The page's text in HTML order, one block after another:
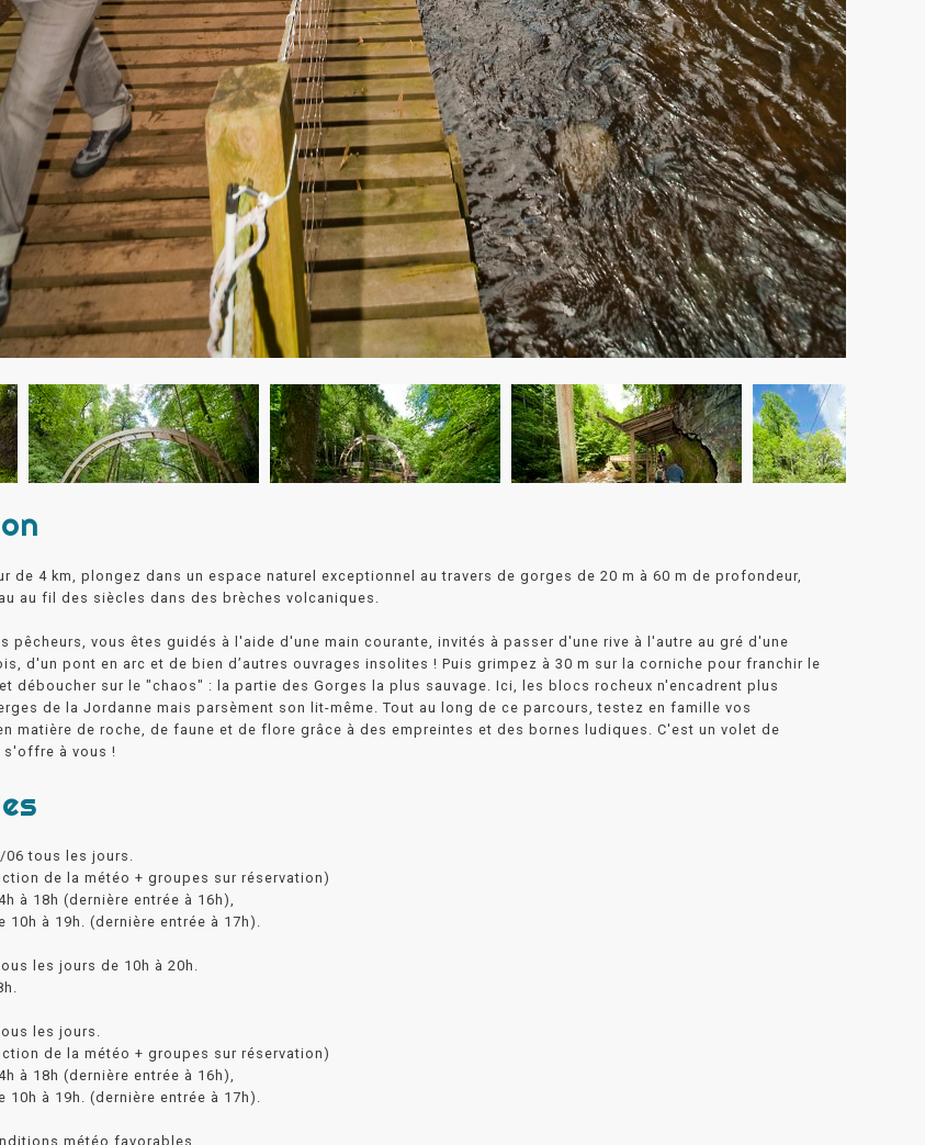
de 4 km, plongez dans un espace naturel exceptionnel au travers de gorges de 20 m à 60 m de profondeur,
au fil des siècles dans des brèches volcaniques.
pêcheurs, vous êtes guidés à l'aide d'une main courante, invités à passer d'une rive à l'autre au gré d'une
d'un pont en arc et de bien d’autres ouvrages insolites ! Puis grimpez à 30 m sur la corniche pour franchir le
déboucher sur le "chaos" : la partie des Gorges la plus sauvage. Ici, les blocs rocheux n'encadrent plus
de la Jordanne mais parsèment son lit-même. Tout au long de ce parcours, testez en famille vos
matière de roche, de faune et de flore grâce à des empreintes et des bornes ludiques. C'est un volet de
s'offre à vous !
06 tous les jours.
de la météo + groupes sur réservation)
à 18h (dernière entrée à 16h),
10h à 19h. (dernière entrée à 17h).
les jours de 10h à 20h.
les jours.
de la météo + groupes sur réservation)
à 18h (dernière entrée à 16h),
10h à 19h. (dernière entrée à 17h).
météo favorables.